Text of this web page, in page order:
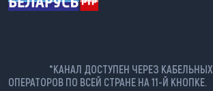
*КАНАЛ ДОСТУПЕН ЧЕРЕЗ КАБЕЛЬНЫХ
ОПЕРАТОРОВ ПО ВСЕЙ СТРАНЕ НА 11-Й КНОПКЕ.